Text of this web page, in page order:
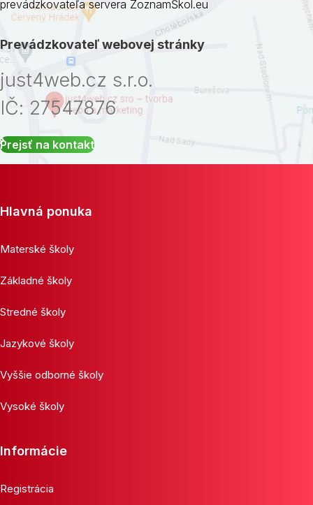
prevádzkovateľa servera ZoznamŠkol.eu
Prevádzkovateľ webovej stránky
just4web.cz s.r.o.
IČ: 27547876
Prejsť na kontakt
Hlavná ponuka
Materské školy
Základné školy
Stredné školy
Jazykové školy
Vyššie odborné školy
Vysoké školy
Informácie
Registrácia